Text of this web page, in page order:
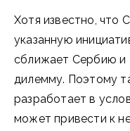
Хотя известно,
указанную
сближает Сербию и
дилемму. Поэтому
разработает в
может привести к